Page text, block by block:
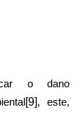
o dano
[9], este,